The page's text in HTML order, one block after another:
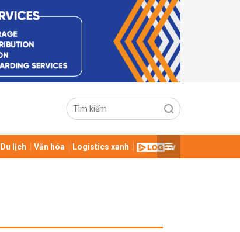
Du lịch Văn hóa Logistics xanh